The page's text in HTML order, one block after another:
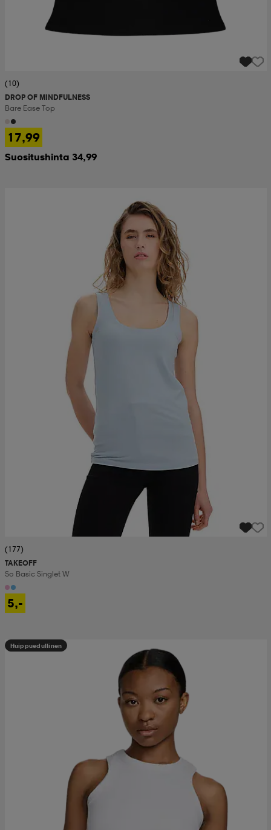
(10)
DROP OF MINDFULNESS
Bare Ease Top
17,99
Suositushinta 34,99
(177)
TAKEOFF
So Basic Singlet W
5,-
Huippuedullinen